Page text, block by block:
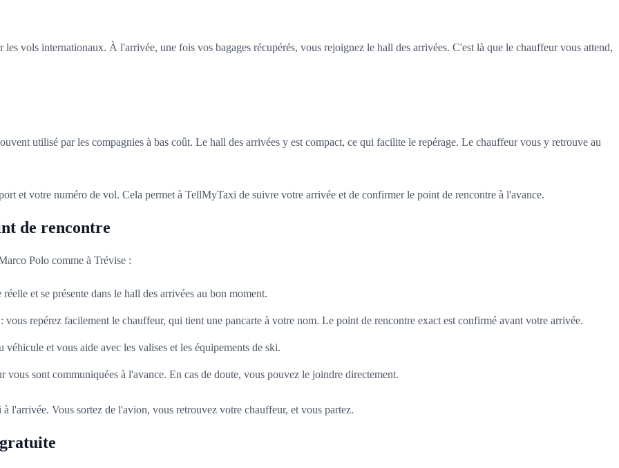
vols internationaux. À l'arrivée, une fois vos bagages récupérés, vous rejoignez le hall des arrivées. C'est là que le chauffeur vous attend,
utilisé par les compagnies à bas coût. Le hall des arrivées y est compact, ce qui facilite le repérage. Le chauffeur vous y retrouve au
et votre numéro de vol. Cela permet à TellMyTaxi de suivre votre arrivée et de confirmer le point de rencontre à l'avance.
de rencontre
Polo comme à Trévise :
et se présente dans le hall des arrivées au bon moment.
vous repérez facilement le chauffeur, qui tient une pancarte à votre nom. Le point de rencontre exact est confirmé avant votre arrivée.
et vous aide avec les valises et les équipements de ski.
vous sont communiquées à l'avance. En cas de doute, vous pouvez le joindre directement.
l'arrivée. Vous sortez de l'avion, vous retrouvez votre chauffeur, et vous partez.